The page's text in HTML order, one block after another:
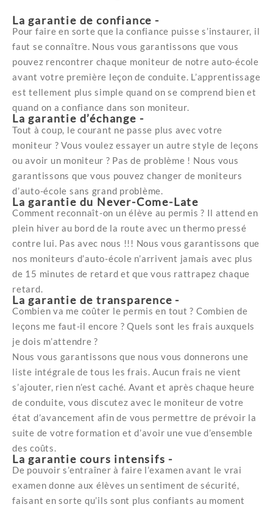
La garantie de confiance -
Pour faire en sorte que la confiance puisse s’instaurer, il
faut se connaître. Nous vous garantissons que vous
pouvez rencontrer chaque moniteur de notre auto-école
avant votre première leçon de conduite. L’apprentissage
est tellement plus simple quand on se comprend bien et
quand on a confiance dans son moniteur.
La garantie d’échange -
Tout à coup, le courant ne passe plus avec votre
moniteur ? Vous voulez essayer un autre style de leçons
ou avoir un moniteur ? Pas de problème ! Nous vous
garantissons que vous pouvez changer de moniteurs
d’auto-école sans grand problème.
La garantie du Never-Come-Late
Comment reconnaît-on un élève au permis ? Il attend en
plein hiver au bord de la route avec un thermo pressé
contre lui. Pas avec nous !!! Nous vous garantissons que
nos moniteurs d’auto-école n’arrivent jamais avec plus
de 15 minutes de retard et que vous rattrapez chaque
retard.
La garantie de transparence -
Combien va me coûter le permis en tout ? Combien de
leçons me faut-il encore ? Quels sont les frais auxquels
je dois m’attendre ?
Nous vous garantissons que nous vous donnerons une
liste intégrale de tous les frais. Aucun frais ne vient
s’ajouter, rien n’est caché. Avant et après chaque heure
de conduite, vous discutez avec le moniteur de votre
état d’avancement afin de vous permettre de prévoir la
suite de votre formation et d’avoir une vue d’ensemble
des coûts.
La garantie cours intensifs -
De pouvoir s’entraîner à faire l’examen avant le vrai
examen donne aux élèves un sentiment de sécurité,
faisant en sorte qu’ils sont plus confiants au moment